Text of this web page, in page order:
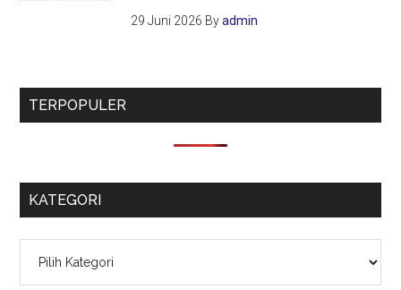
29 Juni 2026 Byadmin
TERPOPULER
KATEGORI